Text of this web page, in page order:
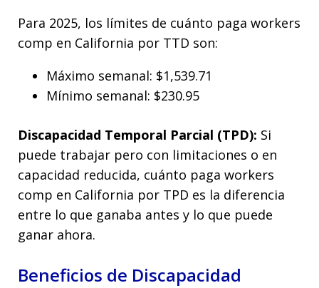
Para 2025, los límites de cuánto paga workers
comp en California por TTD son:
Máximo semanal: $1,539.71
Mínimo semanal: $230.95
Discapacidad Temporal Parcial (TPD): Si
puede trabajar pero con limitaciones o en
capacidad reducida, cuánto paga workers
comp en California por TPD es la diferencia
entre lo que ganaba antes y lo que puede
ganar ahora.
Beneficios de Discapacidad